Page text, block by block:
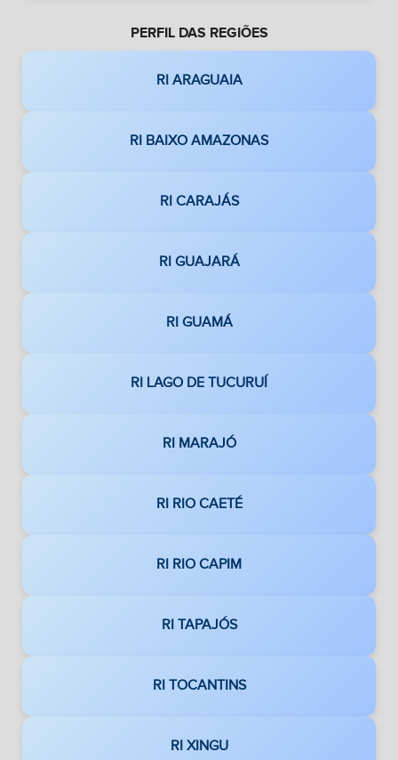
PERFIL DAS REGIÕES
RI ARAGUAIA
RI BAIXO AMAZONAS
RI CARAJÁS
RI GUAJARÁ
RI GUAMÁ
RI LAGO DE TUCURUÍ
RI MARAJÓ
RI RIO CAETÉ
RI RIO CAPIM
RI TAPAJÓS
RI TOCANTINS
RI XINGU